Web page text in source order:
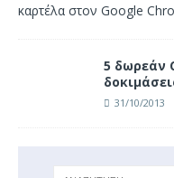
καρτέλα στον Google
5 δωρεάν
31/10/2013